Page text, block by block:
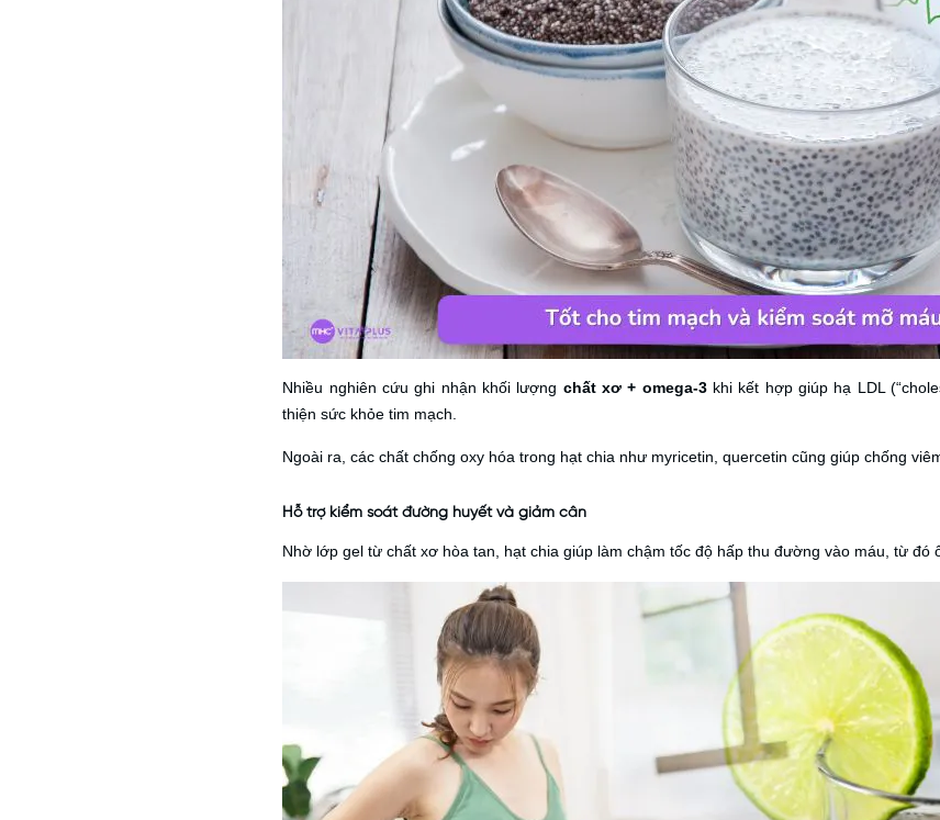
Nhiều nghiên cứu ghi nhận khối lượng chất xơ + omega-3khi kết hợp giúp hạ LDL
thiện sức khỏe tim mạch.
Ngoài ra, các chất chống oxy hóa trong hạt chia như myricetin, quercetin cũng giúp chống
Hỗ trợ kiểm soát đường huyết và giảm cân
Nhờ lớp gel từ chất xơ hòa tan, hạt chia giúp làm chậm tốc độ hấp thu đường vào máu, từ đó